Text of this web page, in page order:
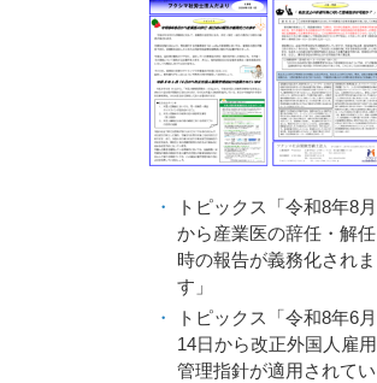
事務所だより
ブログ
082-293-8102
CONTACT
トピックス「令和8年8月
から産業医の辞任・解任
時の報告が義務化されま
す」
トピックス「令和8年6月
14日から改正外国人雇用
管理指針が適用されてい